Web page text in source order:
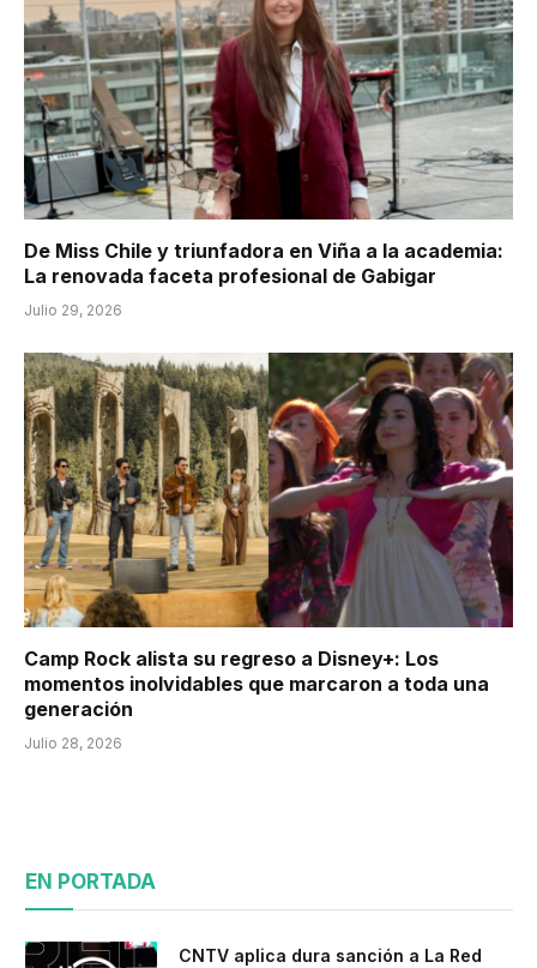
De Miss Chile y triunfadora en Viña a la academia:
La renovada faceta profesional de Gabigar
Julio 29, 2026
Camp Rock alista su regreso a Disney+: Los
momentos inolvidables que marcaron a toda una
generación
Julio 28, 2026
EN PORTADA
CNTV aplica dura sanción a La Red